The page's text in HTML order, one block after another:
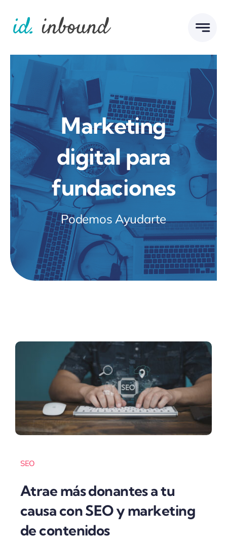
content
Marketing
digital para
fundaciones
Podemos Ayudarte
SEO
Atrae más donantes a tu
causa con SEO y marketing
de contenidos